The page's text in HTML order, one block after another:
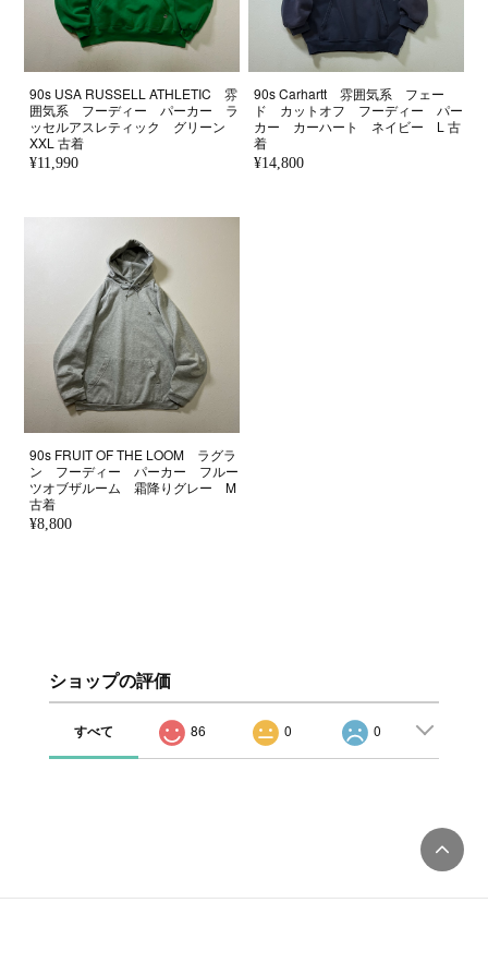
90s USA RUSSELL ATHLETIC 雰
囲気系 フーディー パーカー ラ
ッセルアスレティック グリーン
XXL 古着
¥11,990
90s Carhartt 雰囲気系 フェー
ド カットオフ フーディー パー
カー カーハート ネイビー L 古
着
¥14,800
90s FRUIT OF THE LOOM ラグラ
ン フーディー パーカー フルー
ツオブザルーム 霜降りグレー M
古着
¥8,800
ショップの評価
すべて 86 0 0